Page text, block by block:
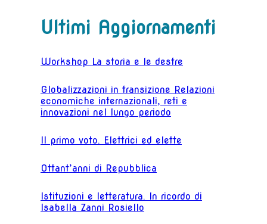
Ultimi Aggiornamenti
Workshop La storia e le destre
Globalizzazioni in transizione Relazioni
economiche internazionali, reti e
innovazioni nel lungo periodo
Il primo voto. Elettrici ed elette
Ottant’anni di Repubblica
Istituzioni e letteratura. In ricordo di
Isabella Zanni Rosiello